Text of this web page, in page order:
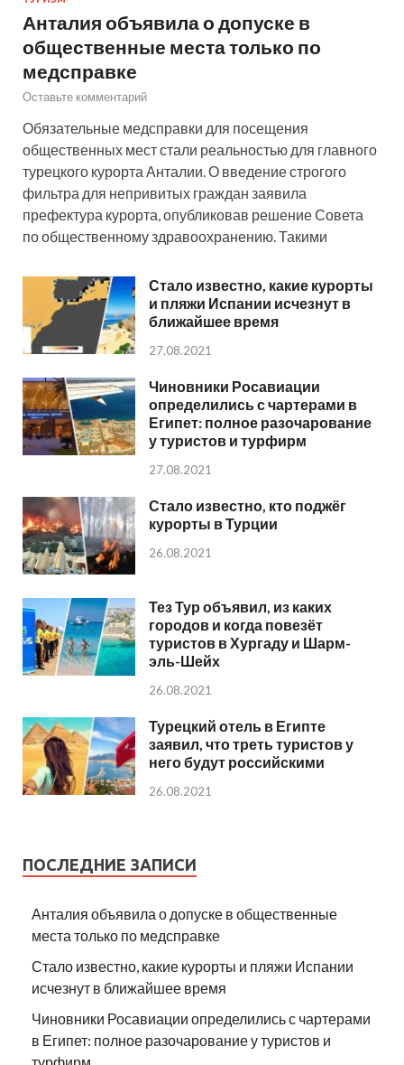
Анталия объявила о допуске в
общественные места только по
медсправке
Оставьте комментарий
Обязательные медсправки для посещения
общественных мест стали реальностью для главного
турецкого курорта Анталии. О введение строгого
фильтра для непривитых граждан заявила
префектура курорта, опубликовав решение Совета
по общественному здравоохранению. Такими
Стало известно, какие курорты
и пляжи Испании исчезнут в
ближайшее время
27.08.2021
Чиновники Росавиации
определились с чартерами в
Египет: полное разочарование
у туристов и турфирм
27.08.2021
Стало известно, кто поджёг
курорты в Турции
26.08.2021
Тез Тур объявил, из каких
городов и когда повезёт
туристов в Хургаду и Шарм-
эль-Шейх
26.08.2021
Турецкий отель в Египте
заявил, что треть туристов у
него будут российскими
26.08.2021
ПОСЛЕДНИЕ ЗАПИСИ
Анталия объявила о допуске в общественные
места только по медсправке
Стало известно, какие курорты и пляжи Испании
исчезнут в ближайшее время
Чиновники Росавиации определились с чартерами
в Египет: полное разочарование у туристов и